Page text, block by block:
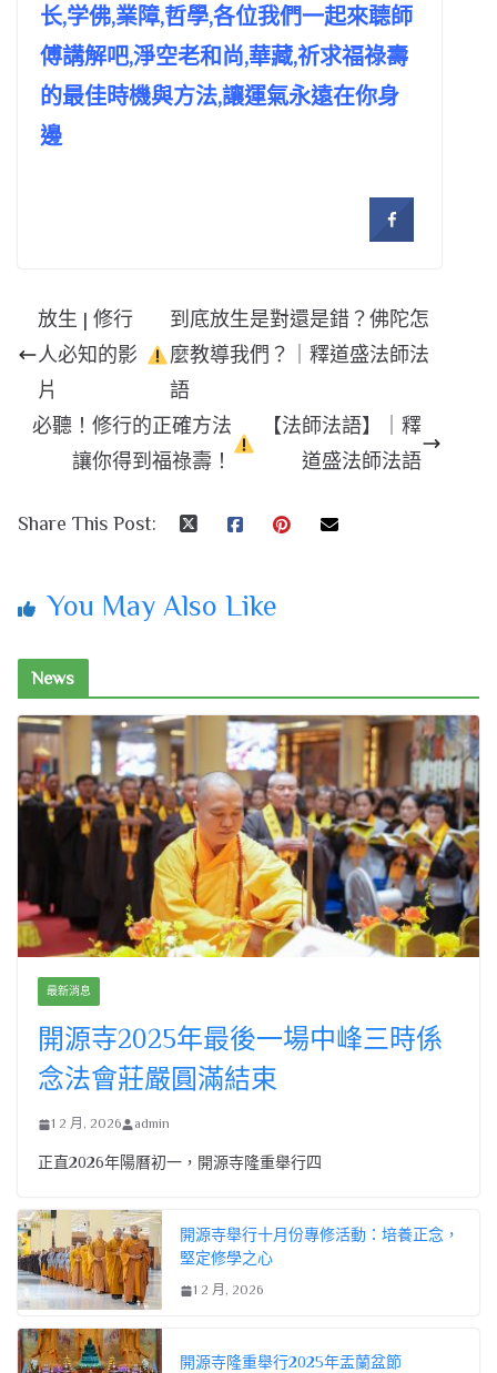
长,学佛,業障,哲學,各位我們一起來聼師
傅講解吧,淨空老和尚,華藏,祈求福祿壽
的最佳時機與方法,讓運氣永遠在你身
邊
放生 | 修行
人必知的影
片
到底放生是對還是錯？佛陀怎
麼教導我們？｜釋道盛法師法
語
必聽！修行的正確方法
讓你得到福祿壽！
【法師法語】｜釋
道盛法師法語
Share This Post:
You May Also Like
News
最新消息
開源寺2025年最後一場中峰三時係
念法會莊嚴圓滿結束
1 2 月, 2026 admin
正直2026年陽曆初一，開源寺隆重舉行四
開源寺舉行十月份專修活動：培養正念，
堅定修學之心
1 2 月, 2026
開源寺隆重舉行2025年盂蘭盆節